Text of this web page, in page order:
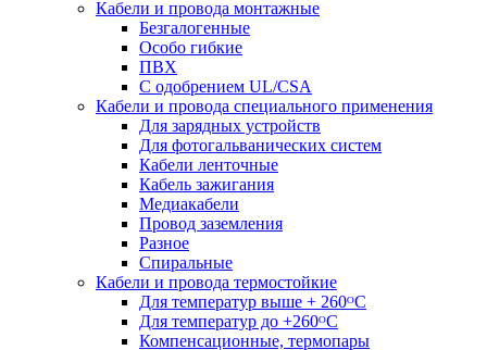
Кабели и провода монтажные
Безгалогенные
Особо гибкие
ПВХ
С одобрением UL/CSA
Кабели и провода специального применения
Для зарядных устройств
Для фотогальванических систем
Кабели ленточные
Кабель зажигания
Медиакабели
Провод заземления
Разное
Спиральные
Кабели и провода термостойкие
Для температур выше + 260ᴼС
Для температур до +260ᴼС
Компенсационные, термопары